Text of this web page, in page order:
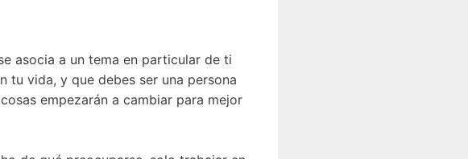
asocia a un tema en particular de ti
tu vida, y que debes ser una persona
empezarán a cambiar para mejor